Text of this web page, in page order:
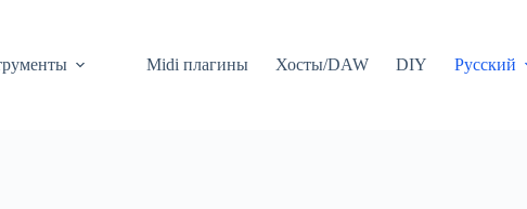
Midi плагины Хосты/DAW DIY Русский